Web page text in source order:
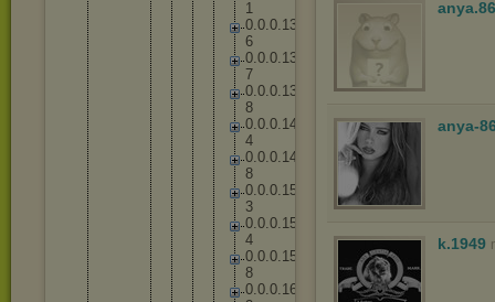
1
0.0.0.13
6
0.0.0.13
7
0.0.0.13
8
0.0.0.14
4
0.0.0.14
8
0.0.0.15
3
0.0.0.15
4
0.0.0.15
8
0.0.0.16
anya.86
anya-
k.1949